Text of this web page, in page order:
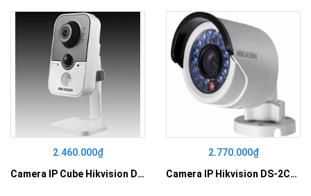
2.460.000₫
Camera IP Cube Hikvision DS-2CD2410F-I
2.770.000₫
Camera IP Hikvision DS-2CD2010F-I